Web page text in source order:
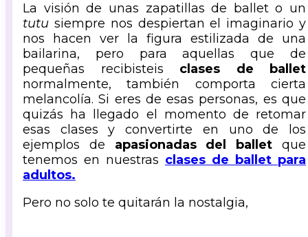
La visión de unas zapatillas de ballet o un
tutu siempre nos despiertan el imaginario y
nos hacen ver la figura estilizada de una
bailarina, pero para aquellas que de
pequeñas recibisteis clases de ballet
normalmente, también comporta cierta
melancolía. Si eres de esas personas, es que
quizás ha llegado el momento de retomar
esas clases y convertirte en uno de los
ejemplos de apasionadas del balletque
tenemos en nuestras clases de ballet para
adultos.
Pero no solo te quitarán la nostalgia,